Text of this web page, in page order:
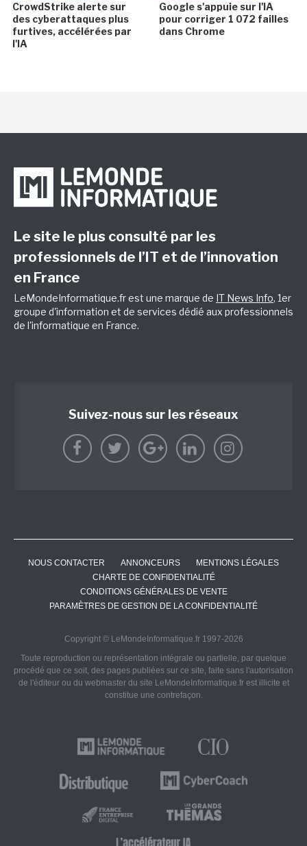
CrowdStrike alerte sur
des cyberattaques plus
furtives, accélérées par
l'IA
Google s'appuie sur l'IA
pour corriger 1 072 failles
dans Chrome
Le site le plus consulté par les
professionnels de l’IT et de l’innovation
en France
LeMondeInformatique.fr est une marque de IT News Info, 1er
groupe d'information et de services dédié aux professionnels
de l'informatique en France.
Suivez-nous sur les réseaux
NOUS CONTACTER ANNONCEURS
MENTIONS LÉGALES
CHARTE DE CONFIDENTIALITÉ
CONDITIONS GÉNÉRALES DE VENTE
PARAMÈTRES DE GESTION DE LA CONFIDENTIALITÉ
Copyright © LeMondeInformatique.fr 1997-2026
Toute reproduction ou représentation intégrale ou partielle, par quelque
procédé que ce soit, des pages publiées sur ce site, faite sans l'autorisation
de l'éditeur ou du webmaster du site LeMondeInformatique.fr est illicite et
constitue une contrefaçon.